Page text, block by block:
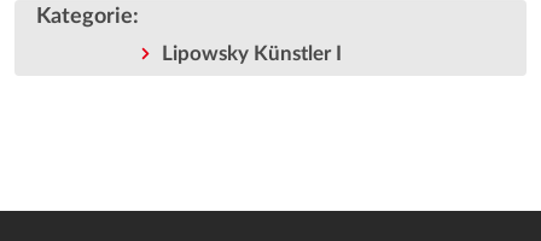
Kategorie:
Lipowsky Künstler I